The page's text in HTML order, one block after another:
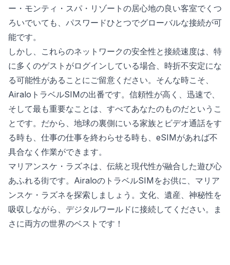
ー・モンティ・スパ・リゾートの居心地の良い客室でくつ
ろいでいても、パスワードひとつでグローバルな接続が可
能です。
しかし、これらのネットワークの安全性と接続速度は、特
に多くのゲストがログインしている場合、時折不安定にな
る可能性があることにご留意ください。そんな時こそ、
AiraloトラベルSIMの出番です。信頼性が高く、迅速で、
そして最も重要なことは、すべてあなたのものだというこ
とです。だから、地球の裏側にいる家族とビデオ通話をす
る時も、仕事の仕事を終わらせる時も、eSIMがあれば不
具合なく作業ができます。
マリアンスケ・ラズネは、伝統と現代性が融合した遊び心
あふれる街です。AiraloのトラベルSIMをお供に、マリア
ンスケ・ラズネを探索しましょう。文化、遺産、神秘性を
吸収しながら、デジタルワールドに接続してください。ま
さに両方の世界のベストです！